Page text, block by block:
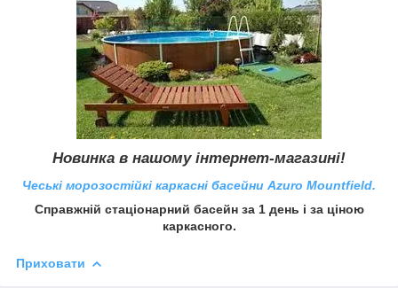
Новинка в нашому інтернет-магазині!
Чеські морозостійкі каркасні басейни Azuro Mountfield.
Справжній стаціонарний басейн за 1 день і за ціною
каркасного.
Приховати